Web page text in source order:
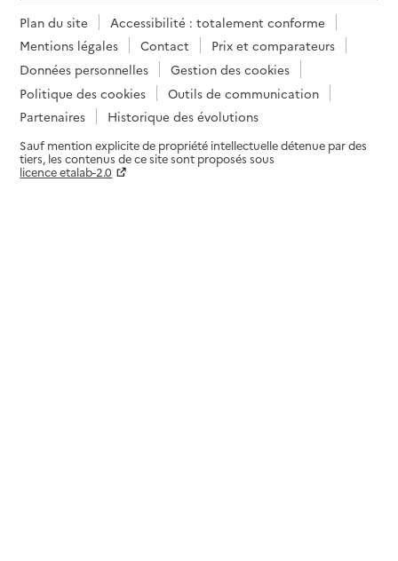
Plan du site
Accessibilité : totalement conforme
Mentions légales
Contact
Prix et comparateurs
Données personnelles
Gestion des cookies
Politique des cookies
Outils de communication
Partenaires
Historique des évolutions
Sauf mention explicite de propriété intellectuelle détenue par des
tiers, les contenus de ce site sont proposés sous
licence etalab-2.0